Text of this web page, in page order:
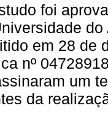
foi
em 28 de
nº
um
da